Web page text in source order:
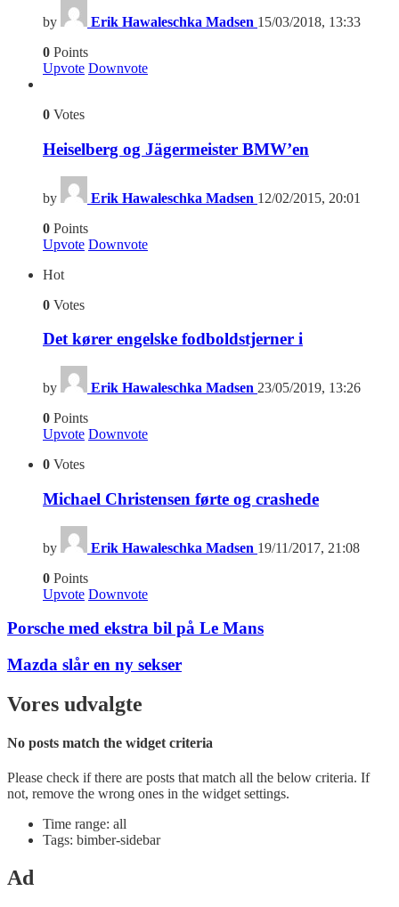
by Erik Hawaleschka Madsen 15/03/2018, 13:33
0 Points
Upvote Downvote
0 Votes
Heiselberg og Jägermeister BMW’en
by Erik Hawaleschka Madsen 12/02/2015, 20:01
0 Points
Upvote Downvote
Hot
0 Votes
Det kører engelske fodboldstjerner i
by Erik Hawaleschka Madsen 23/05/2019, 13:26
0 Points
Upvote Downvote
0 Votes
Michael Christensen førte og crashede
by Erik Hawaleschka Madsen 19/11/2017, 21:08
0 Points
Upvote Downvote
Porsche med ekstra bil på Le Mans
Mazda slår en ny sekser
Vores udvalgte
No posts match the widget criteria
Please check if there are posts that match all the below criteria. If
not, remove the wrong ones in the widget settings.
Time range: all
Tags: bimber-sidebar
Ad